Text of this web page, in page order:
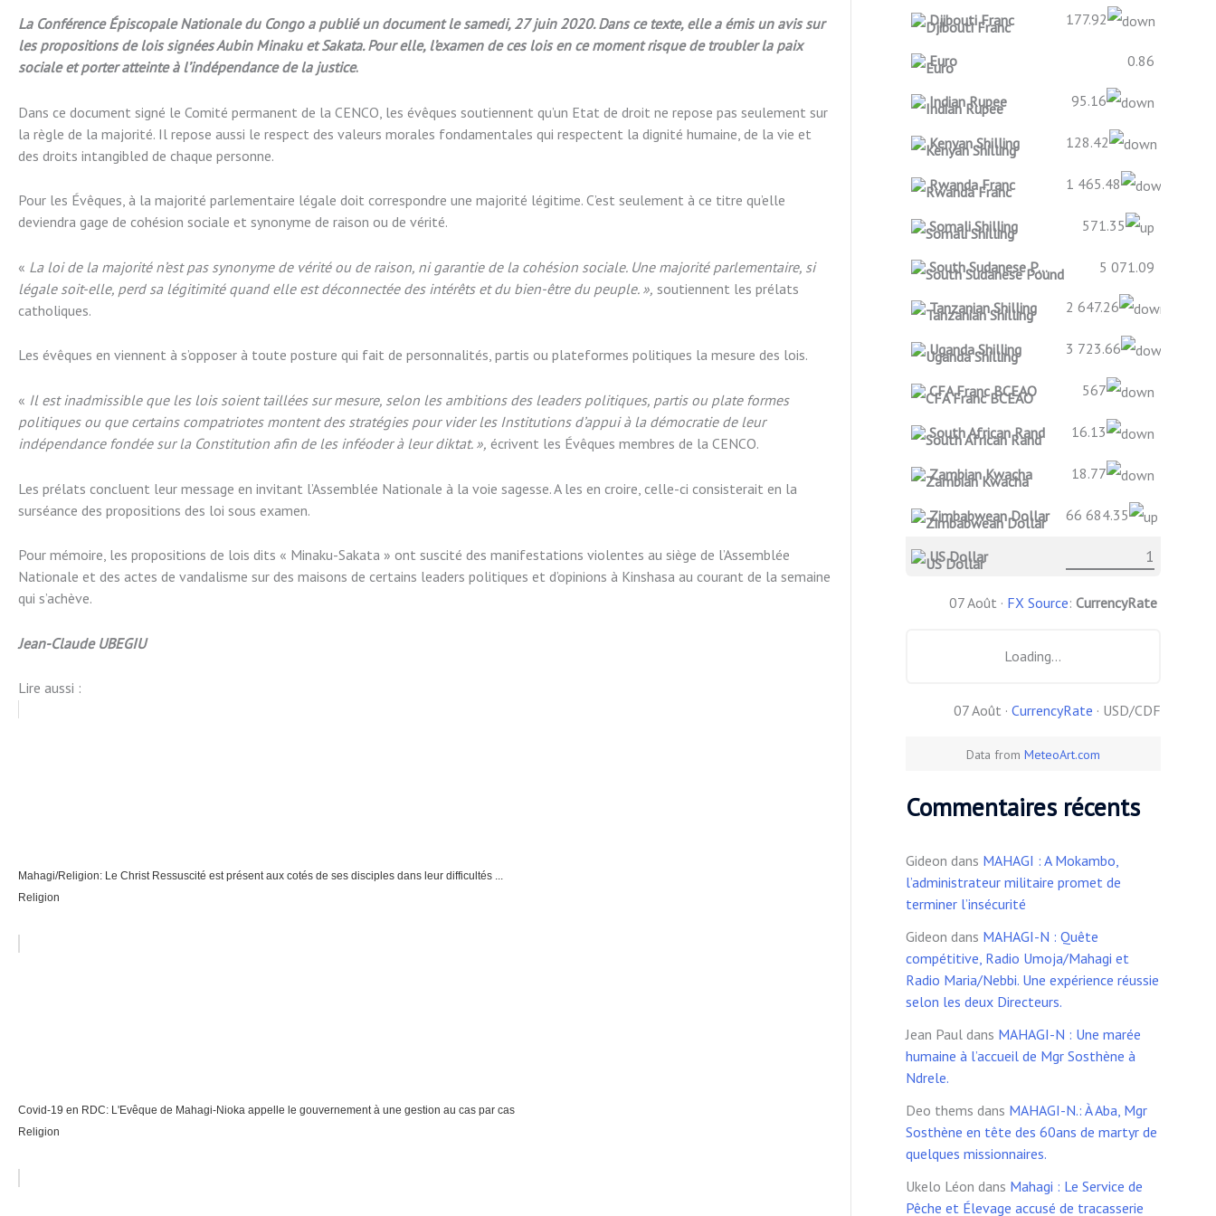
La Conférence Épiscopale Nationale du Congo a publié un document le samedi, 27 juin 2020. Dans ce texte, elle a émis un avis sur
les propositions de lois signées Aubin Minaku et Sakata. Pour elle, l’examen de ces lois en ce moment risque de troubler la paix
sociale et porter atteinte à l’indépendance de la justice.
Dans ce document signé le Comité permanent de la CENCO, les évêques soutiennent qu’un Etat de droit ne repose pas seulement sur
la règle de la majorité. Il repose aussi le respect des valeurs morales fondamentales qui respectent la dignité humaine, de la vie et
des droits intangibled de chaque personne.
Pour les Évêques, à la majorité parlementaire légale doit correspondre une majorité légitime. C’est seulement à ce titre qu’elle
deviendra gage de cohésion sociale et synonyme de raison ou de vérité.
« La loi de la majorité n’est pas synonyme de vérité ou de raison, ni garantie de la cohésion sociale. Une majorité parlementaire, si
légale soit-elle, perd sa légitimité quand elle est déconnectée des intérêts et du bien-être du peuple. », soutiennent les prélats
catholiques.
Les évêques en viennent à s’opposer à toute posture qui fait de personnalités, partis ou plateformes politiques la mesure des lois.
« Il est inadmissible que les lois soient taillées sur mesure, selon les ambitions des leaders politiques, partis ou plate formes
politiques ou que certains compatriotes montent des stratégies pour vider les Institutions d’appui à la démocratie de leur
indépendance fondée sur la Constitution afin de les inféoder à leur diktat. », écrivent les Évêques membres de la CENCO.
Les prélats concluent leur message en invitant l’Assemblée Nationale à la voie sagesse. A les en croire, celle-ci consisterait en la
surséance des propositions des loi sous examen.
Pour mémoire, les propositions de lois dits « Minaku-Sakata » ont suscité des manifestations violentes au siège de l’Assemblée
Nationale et des actes de vandalisme sur des maisons de certains leaders politiques et d’opinions à Kinshasa au courant de la semaine
qui s’achève.
Jean-Claude UBEGIU
Lire aussi :
Mahagi/Religion: Le Christ Ressuscité est présent aux cotés de ses disciples dans leur difficultés ...
Religion
Covid-19 en RDC: L'Evêque de Mahagi-Nioka appelle le gouvernement à une gestion au cas par cas
Religion
Djibouti Franc 177.92
Euro 0.86
Indian Rupee 95.16
Kenyan Shilling 128.42
Rwanda Franc 1 465.48
Somali Shilling 571.35
South Sudanese Pound 5 071.09
Tanzanian Shilling 2 647.26
Uganda Shilling 3 723.66
CFA Franc BCEAO 567
South African Rand 16.13
Zambian Kwacha 18.77
Zimbabwean Dollar 66 684.35
US Dollar
07 Août · FX Source: CurrencyRate
Loading...
07 Août · CurrencyRate · USD/CDF
Data from MeteoArt.com
Commentaires récents
Gideon dans MAHAGI : A Mokambo,
l’administrateur militaire promet de
terminer l’insécurité
Gideon dans MAHAGI-N : Quête
compétitive, Radio Umoja/Mahagi et
Radio Maria/Nebbi. Une expérience réussie
selon les deux Directeurs.
Jean Paul dans MAHAGI-N : Une marée
humaine à l’accueil de Mgr Sosthène à
Ndrele.
Deo thems dans MAHAGI-N.: À Aba, Mgr
Sosthène en tête des 60ans de martyr de
quelques missionnaires.
Ukelo Léon dans Mahagi : Le Service de
Pêche et Élevage accusé de tracasserie